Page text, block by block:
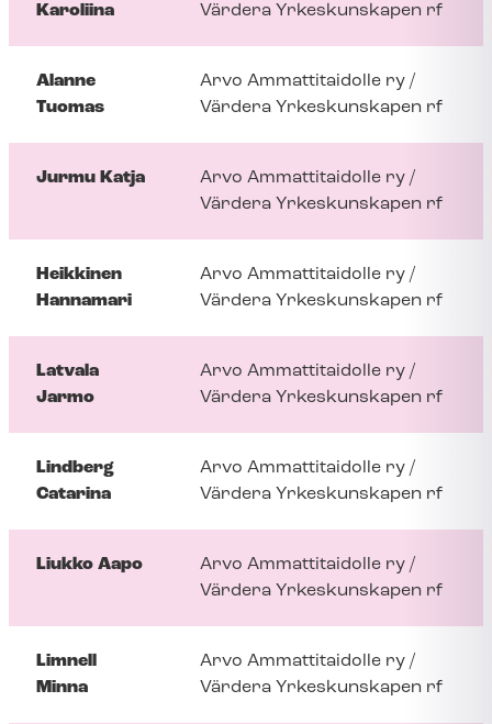
Karoliina
Värdera Yrkeskunskapen rf
Alanne
Tuomas
Arvo Ammattitaidolle ry /
Värdera Yrkeskunskapen rf
Jurmu Katja
Arvo Ammattitaidolle ry /
Värdera Yrkeskunskapen rf
Heikkinen
Hannamari
Arvo Ammattitaidolle ry /
Värdera Yrkeskunskapen rf
Latvala
Jarmo
Arvo Ammattitaidolle ry /
Värdera Yrkeskunskapen rf
Lindberg
Catarina
Arvo Ammattitaidolle ry /
Värdera Yrkeskunskapen rf
Liukko Aapo
Arvo Ammattitaidolle ry /
Värdera Yrkeskunskapen rf
Limnell
Minna
Arvo Ammattitaidolle ry /
Värdera Yrkeskunskapen rf